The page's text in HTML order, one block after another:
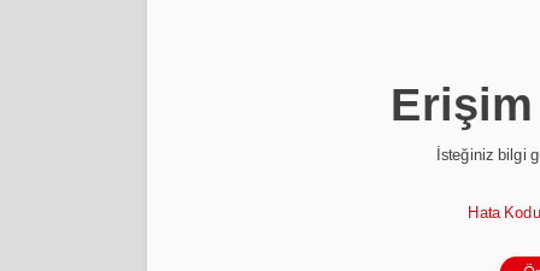
İsteğiniz bilgi
Hata